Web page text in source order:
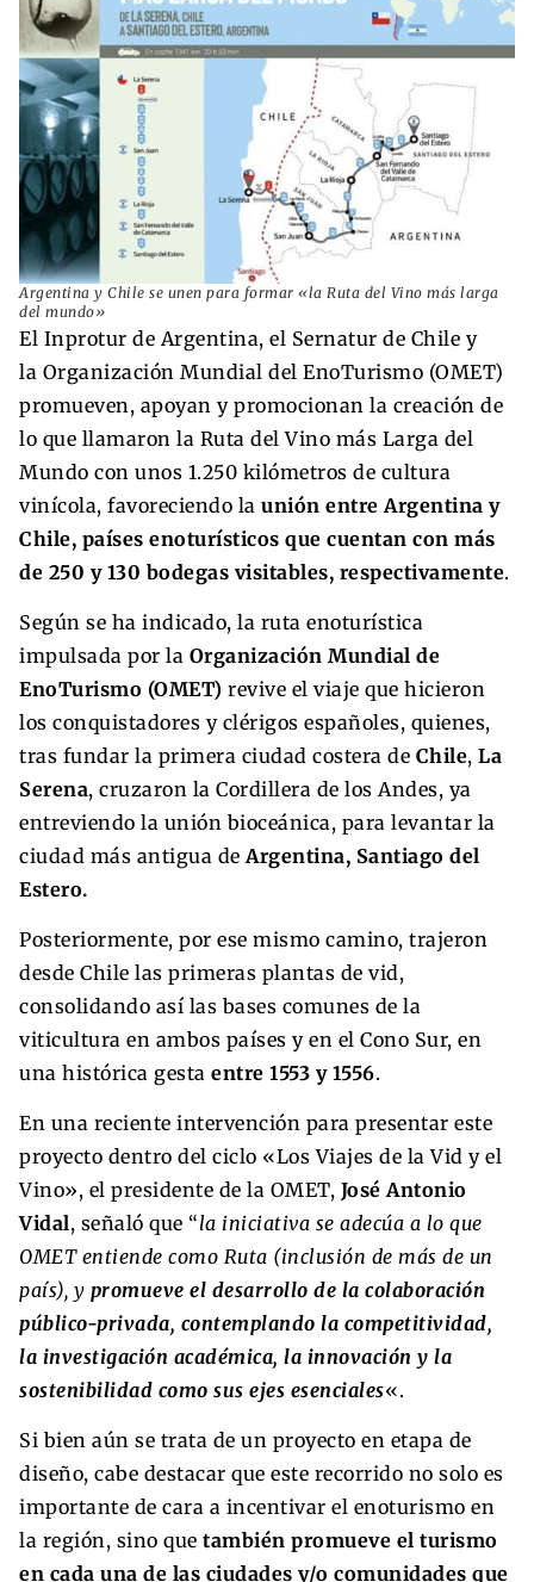
Argentina y Chile se unen para formar «la Ruta del Vino más larga
del mundo»
El Inprotur de Argentina, el Sernatur de Chile y
la Organización Mundial del EnoTurismo (OMET)
promueven, apoyan y promocionan la creación de
lo que llamaron la Ruta del Vino más Larga del
Mundo con unos 1.250 kilómetros de cultura
vinícola, favoreciendo la unión entre Argentina y
Chile, países enoturísticos que cuentan con más
de 250 y 130 bodegas visitables, respectivamente.
Según se ha indicado, la ruta enoturística
impulsada por la Organización Mundial de
EnoTurismo (OMET) revive el viaje que hicieron
los conquistadores y clérigos españoles, quienes,
tras fundar la primera ciudad costera de Chile, La
Serena, cruzaron la Cordillera de los Andes, ya
entreviendo la unión bioceánica, para levantar la
ciudad más antigua de Argentina, Santiago del
Estero.
Posteriormente, por ese mismo camino, trajeron
desde Chile las primeras plantas de vid,
consolidando así las bases comunes de la
viticultura en ambos países y en el Cono Sur, en
una histórica gesta entre 1553 y 1556.
En una reciente intervención para presentar este
proyecto dentro del ciclo «Los Viajes de la Vid y el
Vino», el presidente de la OMET, José Antonio
Vidal, señaló que “la iniciativa se adecúa a lo que
OMET entiende como Ruta (inclusión de más de un
país), y promueve el desarrollo de la colaboración
público-privada, contemplando la competitividad,
la investigación académica, la innovación y la
sostenibilidad como sus ejes esenciales«.
Si bien aún se trata de un proyecto en etapa de
diseño, cabe destacar que este recorrido no solo es
importante de cara a incentivar el enoturismo en
la región, sino que también promueve el turismo
en cada una de las ciudades y/o comunidades que